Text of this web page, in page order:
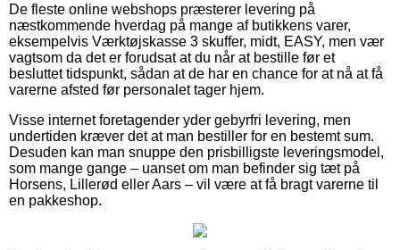
De fleste online webshops præsterer levering på
næstkommende hverdag på mange af butikkens varer,
eksempelvis Værktøjskasse 3 skuffer, midt, EASY, men vær
vagtsom da det er forudsat at du når at bestille før et
besluttet tidspunkt, sådan at de har en chance for at nå at få
varerne afsted før personalet tager hjem.
Visse internet foretagender yder gebyrfri levering, men
undertiden kræver det at man bestiller for en bestemt sum.
Desuden kan man snuppe den prisbilligste leveringsmodel,
som mange gange – uanset om man befinder sig tæt på
Horsens, Lillerød eller Aars – vil være at få bragt varerne til
en pakkeshop.